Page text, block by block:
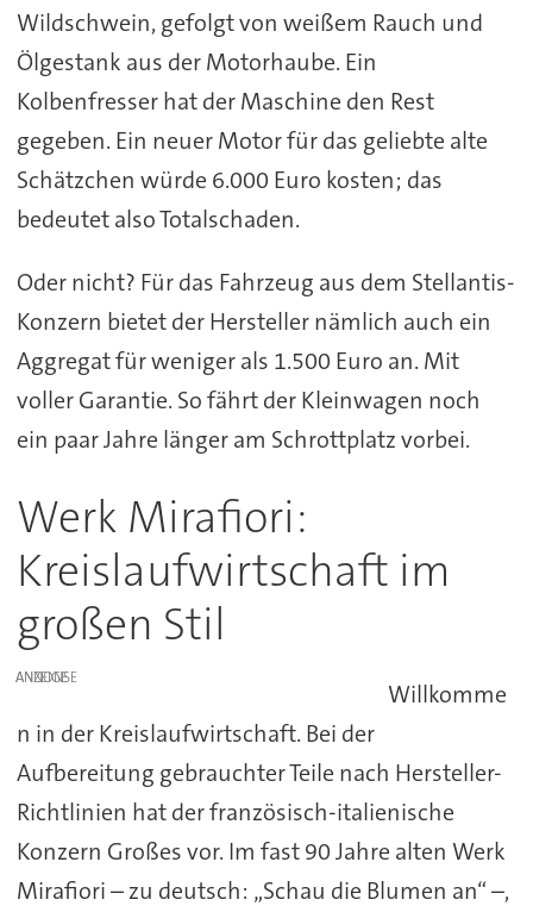
Wildschwein, gefolgt von weißem Rauch und
Ölgestank aus der Motorhaube. Ein
Kolbenfresser hat der Maschine den Rest
gegeben. Ein neuer Motor für das geliebte alte
Schätzchen würde 6.000 Euro kosten; das
bedeutet also Totalschaden.
Oder nicht? Für das Fahrzeug aus dem Stellantis-
Konzern bietet der Hersteller nämlich auch ein
Aggregat für weniger als 1.500 Euro an. Mit
voller Garantie. So fährt der Kleinwagen noch
ein paar Jahre länger am Schrottplatz vorbei.
Werk Mirafiori:
Kreislaufwirtschaft im
großen Stil
ANZEIGE
Willkomme
n in der Kreislaufwirtschaft. Bei der
Aufbereitung gebrauchter Teile nach Hersteller-
Richtlinien hat der französisch-italienische
Konzern Großes vor. Im fast 90 Jahre alten Werk
Mirafiori – zu deutsch: „Schau die Blumen an“ –,